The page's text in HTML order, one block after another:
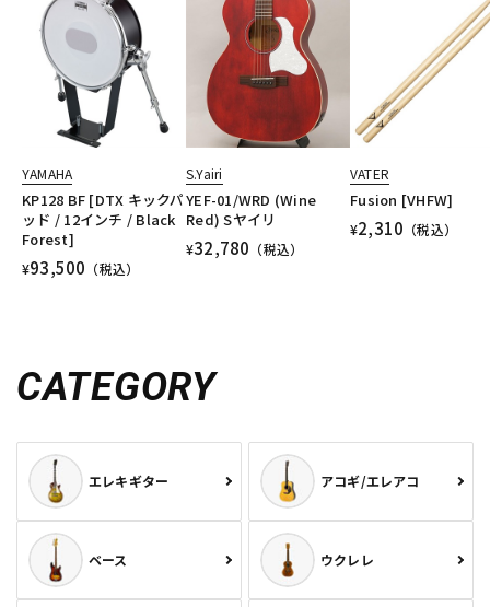
YAMAHA
KP128 BF [DTX キックパ
ッド / 12インチ / Black
Forest]
¥93,500 （税込）
S.Yairi
YEF-01/WRD (Wine
Red) Sヤイリ
¥32,780 （税込）
VATER
Fusion [VHFW]
¥2,310 （税込）
CATEGORY
エレキギター アコギ/エレアコ
ベース ウクレレ